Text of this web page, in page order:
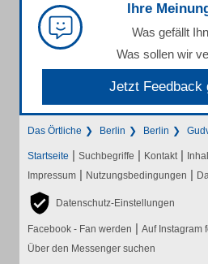
Ihre
Was gefällt
Was sollen wir
Jetzt Feedback
Das Örtliche Berlin Berlin
Startseite | Suchbegriffe | Kontakt |
Impressum | Nutzungsbedingungen |
Datenschutz-Einstellungen
Facebook - Fan werden | Auf Instagram
Über den Messenger suchen